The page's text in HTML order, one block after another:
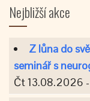
Nejbližší akce
Z lůna do
seminář s
Čt 13.08.2026